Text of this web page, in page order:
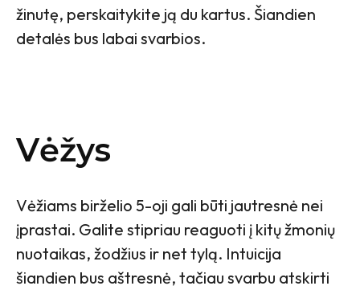
žinutę, perskaitykite ją du kartus. Šiandien
detalės bus labai svarbios.
Vėžys
Vėžiams birželio 5-oji gali būti jautresnė nei
įprastai. Galite stipriau reaguoti į kitų žmonių
nuotaikas, žodžius ir net tylą. Intuicija
šiandien bus aštresnė, tačiau svarbu atskirti